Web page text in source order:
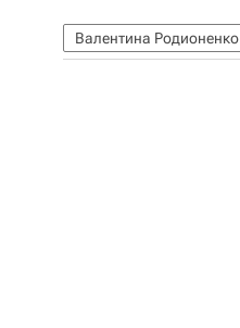
Валентина Родионенко